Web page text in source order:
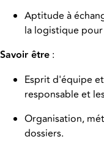
Aptitude à
la logistique
Savoir être :
Esprit d'équipe
responsable et
Organisation,
dossiers.